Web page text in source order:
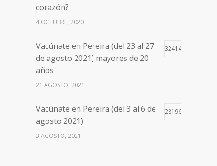
corazón?
4 OCTUBRE, 2020
Vacúnate en Pereira (del 23 al 27
de agosto 2021) mayores de 20
años
32414
21 AGOSTO, 2021
Vacúnate en Pereira (del 3 al 6 de
agosto 2021)
28196
3 AGOSTO, 2021